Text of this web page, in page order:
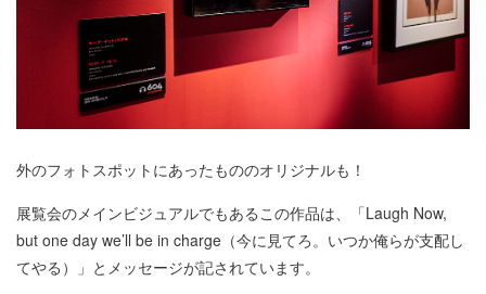
外のフォトスポットにあったもののオリジナルも！
展覧会のメインビジュアルでもあるこの作品は、「Laugh Now,
but one day we’ll be in charge（今に見てろ。いつか俺らが支配し
てやる）」とメッセージが記されています。